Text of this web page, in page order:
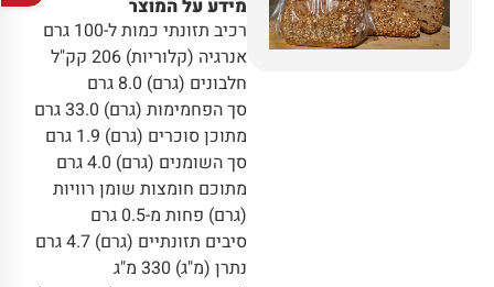
מידע על המוצר
רכיב תזונתי כמות ל-100 גרם
אנרגיה (קלוריות) 206 קק"ל
חלבונים (גרם) 8.0 גרם
סך הפחמימות (גרם) 33.0 גרם
מתוכן סוכרים (גרם) 1.9 גרם
סך השומנים (גרם) 4.0 גרם
מתוכם חומצות שומן רוויות
(גרם) פחות מ-0.5 גרם
סיבים תזונתיים (גרם) 4.7 גרם
נתרן (מ"ג) 330 מ"ג